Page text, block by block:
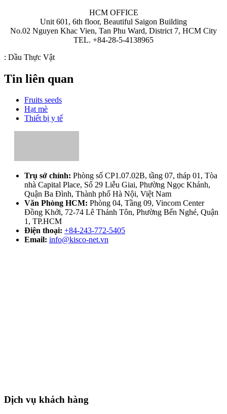
HCM OFFICE
Unit 601, 6th floor, Beautiful Saigon Building
No.02 Nguyen Khac Vien, Tan Phu Ward, District 7, HCM City
TEL. +84-28-5-4138965
: Dầu Thực Vật
Tin liên quan
Fruits seeds
Hạt mè
Thiết bị y tế
Trụ sở chính: Phòng số CP1.07.02B, tầng 07, tháp 01, Tòa
nhà Capital Place, Số 29 Liễu Giai, Phường Ngọc Khánh,
Quận Ba Đình, Thành phố Hà Nội, Việt Nam
Văn Phòng HCM: Phòng 04, Tầng 09, Vincom Center
Đồng Khởi, 72-74 Lê Thánh Tôn, Phường Bến Nghé, Quận
1, TP.HCM
Điện thoại: +84-243-772-5405
Email: info@kisco-net.vn
Dịch vụ khách hàng